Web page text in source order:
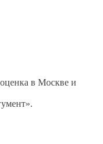
в Москве и